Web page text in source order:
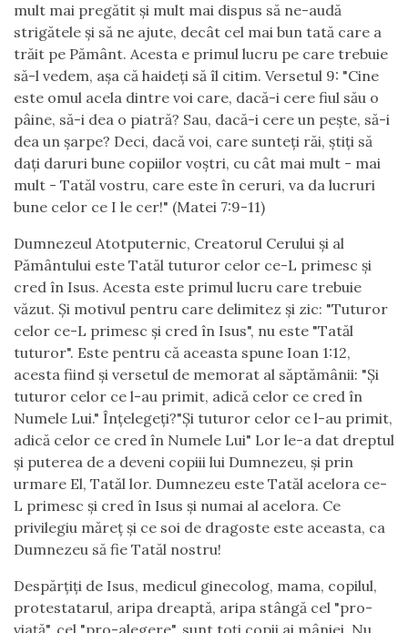
mult mai pregătit și mult mai dispus să ne-audă
strigătele și să ne ajute, decât cel mai bun tată care a
trăit pe Pământ. Acesta e primul lucru pe care trebuie
să-l vedem, așa că haideți să îl citim. Versetul 9: "Cine
este omul acela dintre voi care, dacă-i cere fiul său o
pâine, să-i dea o piatră? Sau, dacă-i cere un pește, să-i
dea un șarpe? Deci, dacă voi, care sunteți răi, știți să
dați daruri bune copiilor voștri, cu cât mai mult - mai
mult - Tatăl vostru, care este în ceruri, va da lucruri
bune celor ce I le cer!" (Matei 7:9-11)
Dumnezeul Atotputernic, Creatorul Cerului și al
Pământului este Tatăl tuturor celor ce-L primesc și
cred în Isus. Acesta este primul lucru care trebuie
văzut. Și motivul pentru care delimitez și zic: "Tuturor
celor ce-L primesc și cred în Isus", nu este "Tatăl
tuturor". Este pentru că aceasta spune Ioan 1:12,
acesta fiind și versetul de memorat al săptămânii: "Și
tuturor celor ce l-au primit, adică celor ce cred în
Numele Lui." Înțelegeți?"Și tuturor celor ce l-au primit,
adică celor ce cred în Numele Lui" Lor le-a dat dreptul
și puterea de a deveni copiii lui Dumnezeu, și prin
urmare El, Tatăl lor. Dumnezeu este Tatăl acelora ce-
L primesc și cred în Isus și numai al acelora. Ce
privilegiu măreț și ce soi de dragoste este aceasta, ca
Dumnezeu să fie Tatăl nostru!
Despărțiți de Isus, medicul ginecolog, mama, copilul,
protestatarul, aripa dreaptă, aripa stângă cel "pro-
viață", cel "pro-alegere", sunt toți copii ai mâniei. Nu